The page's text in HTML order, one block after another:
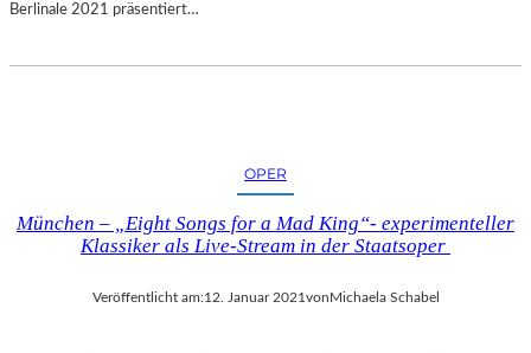
Berlinale 2021 präsentiert…
OPER
München – „Eight Songs for a Mad King“- experimenteller
Klassiker als Live-Stream in der Staatsoper
Veröffentlicht am:12. Januar 2021von Michaela Schabel